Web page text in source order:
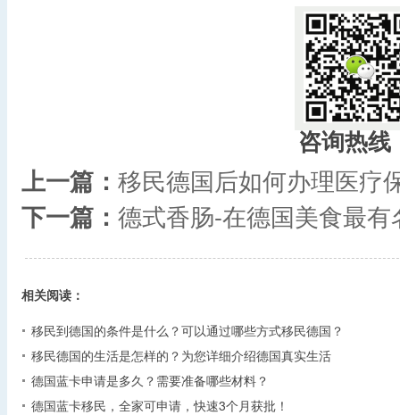
咨询热线
上一篇： 移民德国后如何办理医疗
下一篇： 德式香肠-在德国美食最有
相关阅读：
移民到德国的条件是什么？可以通过哪些方式移民德国？
移民德国的生活是怎样的？为您详细介绍德国真实生活
德国蓝卡申请是多久？需要准备哪些材料？
德国蓝卡移民，全家可申请，快速3个月获批！